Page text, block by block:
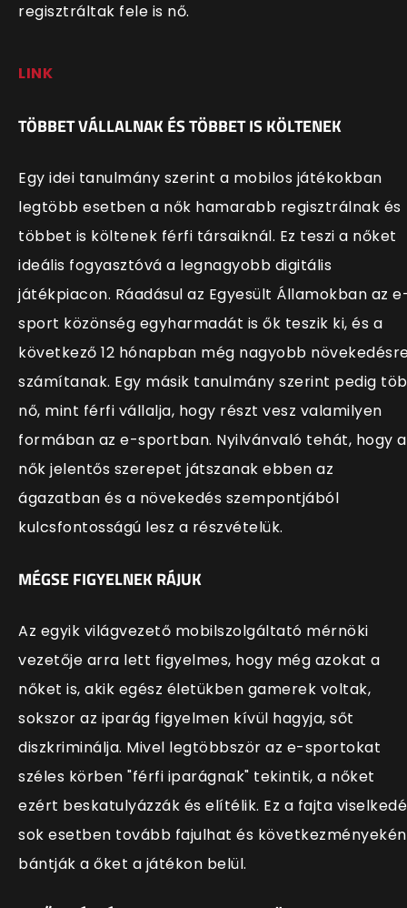
regisztráltak fele is nő.
LINK
TÖBBET VÁLLALNAK ÉS TÖBBET IS KÖLTENEK
Egy idei tanulmány szerint a mobilos játékokban
legtöbb esetben a nők hamarabb regisztrálnak és
többet is költenek férfi társaiknál. Ez teszi a nőket
ideális fogyasztóvá a legnagyobb digitális
játékpiacon. Ráadásul az Egyesült Államokban az
sport közönség egyharmadát is ők teszik ki, és a
következő 12 hónapban még nagyobb
számítanak. Egy másik tanulmány szerint pedig
nő, mint férfi vállalja, hogy részt vesz valamilyen
formában az e-sportban. Nyilvánvaló tehát, hogy a
nők jelentős szerepet játszanak ebben az
ágazatban és a növekedés szempontjából
kulcsfontosságú lesz a részvételük.
MÉGSE FIGYELNEK RÁJUK
Az egyik világvezető mobilszolgáltató mérnöki
vezetője arra lett figyelmes, hogy még azokat a
nőket is, akik egész életükben gamerek voltak,
sokszor az iparág figyelmen kívül hagyja, sőt
diszkriminálja. Mivel legtöbbször az e-sportokat
széles körben "férfi iparágnak" tekintik, a nőket
ezért beskatulyázzák és elítélik. Ez a fajta
sok esetben tovább fajulhat és
bántják a őket a játékon belül.